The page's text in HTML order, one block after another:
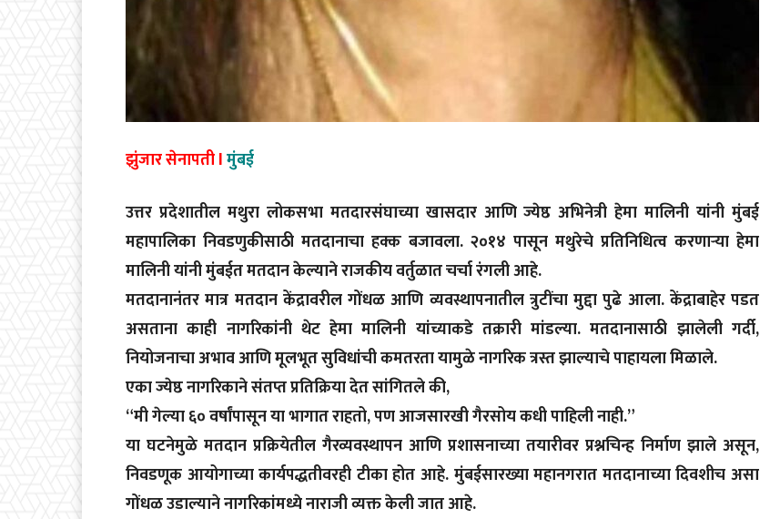
झुंजार सेनापती lमुंबई
उत्तर प्रदेशातील मथुरा लोकसभा मतदारसंघाच्या खासदार आणि ज्येष्ठ अभिनेत्री हेमा मालिनी यांनी मुंबई
महापालिका निवडणुकीसाठी मतदानाचा हक्क बजावला. २०१४ पासून मथुरेचे प्रतिनिधित्व करणाऱ्या हेमा
मालिनी यांनी मुंबईत मतदान केल्याने राजकीय वर्तुळात चर्चा रंगली आहे.
मतदानानंतर मात्र मतदान केंद्रावरील गोंधळ आणि व्यवस्थापनातील त्रुटींचा मुद्दा पुढे आला. केंद्राबाहेर पडत
असताना काही नागरिकांनी थेट हेमा मालिनी यांच्याकडे तक्रारी मांडल्या. मतदानासाठी झालेली गर्दी,
नियोजनाचा अभाव आणि मूलभूत सुविधांची कमतरता यामुळे नागरिक त्रस्त झाल्याचे पाहायला मिळाले.
एका ज्येष्ठ नागरिकाने संतप्त प्रतिक्रिया देत सांगितले की,
“मी गेल्या ६० वर्षांपासून या भागात राहतो, पण आजसारखी गैरसोय कधी पाहिली नाही.”
या घटनेमुळे मतदान प्रक्रियेतील गैरव्यवस्थापन आणि प्रशासनाच्या तयारीवर प्रश्नचिन्ह निर्माण झाले असून,
निवडणूक आयोगाच्या कार्यपद्धतीवरही टीका होत आहे. मुंबईसारख्या महानगरात मतदानाच्या दिवशीच असा
गोंधळ उडाल्याने नागरिकांमध्ये नाराजी व्यक्त केली जात आहे.